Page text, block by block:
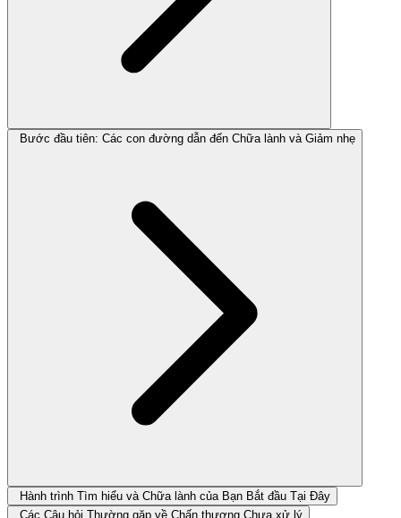
Bước đầu tiên: Các con đường dẫn đến Chữa lành và Giảm nhẹ
Hành trình Tìm hiểu và Chữa lành của Bạn Bắt đầu Tại Đây
Các Câu hỏi Thường gặp về Chấn thương Chưa xử lý